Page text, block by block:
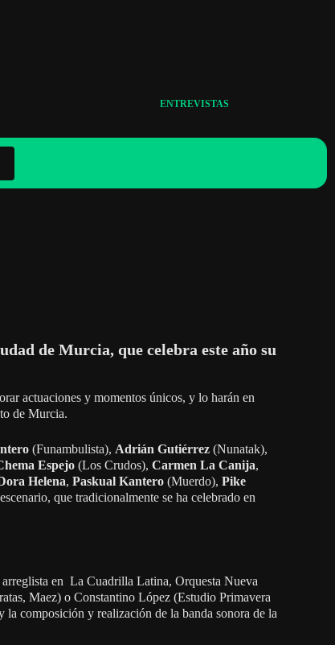
ENTREVISTAS
de Murcia, que celebra este año su
actuaciones y momentos únicos, y lo harán en
de Murcia.
(Funambulista), Adrián Gutiérrez(Nunatak),
Espejo(Los Crudos), Carmen La Canija,
Helena, Paskual Kantero(Muerdo), Pike
que tradicionalmente se ha celebrado en
en La Cuadrilla Latina, Orquesta Nueva
Maez) o Constantino López (Estudio Primavera
composición y realización de la banda sonora de la